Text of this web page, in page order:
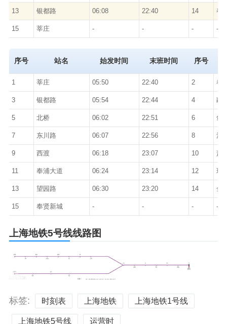
13 银都路 06:08 22:40 14 春
15 莘庄 - - - -
序号 站名 始发时间 末班时间 序号
1 莘庄 05:50 22:40 2 春
3 银都路 05:54 22:44 4 颛
5 北桥 06:02 22:51 6 剑
7 东川路 06:07 22:56 8 江
9 西渡 06:18 23:07 10 萧
11 奉浦大道 06:24 23:14 12 环
13 望园路 06:30 23:20 14 金
15 奉贤新城 - - - -
上海地铁5号线线路图
标签: 时刻表 上海地铁 上海地铁1号线
上海地铁5号线 运营时